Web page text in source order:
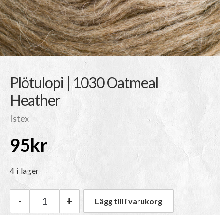
Plötulopi | 1030 Oatmeal
Heather
Istex
95kr
4 i lager
Istex Plötulopi | 1030 Oatmeal Heather mängd
- + Lägg till i varukorg